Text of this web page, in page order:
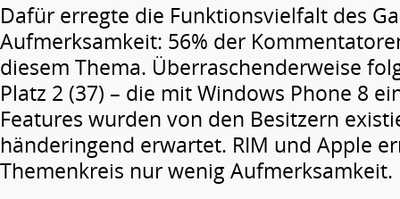
Dafür erregte die Funktionsvielfalt des
Aufmerksamkeit: 56% der
diesem Thema. Überraschenderweise
Platz 2 (37) – die mit Windows Phone 8
Features wurden von den Besitzern
händeringend erwartet. RIM und Apple
Themenkreis nur wenig Aufmerksamkeit.